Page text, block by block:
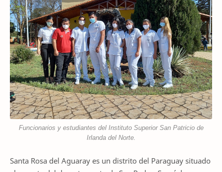
Funcionarios y estudiantes del Instituto Superior San Patricio de
Irlanda del Norte.
Santa Rosa del Aguaray es un distrito del Paraguay situado